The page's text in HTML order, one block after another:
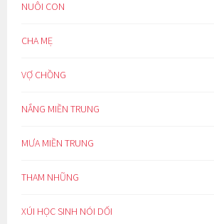
NUÔI CON
CHA MẸ
VỢ CHỒNG
NẮNG MIỀN TRUNG
MƯA MIỀN TRUNG
THAM NHŨNG
XÚI HỌC SINH NÓI DỐI